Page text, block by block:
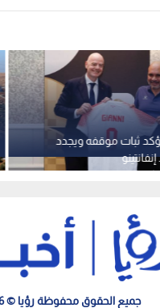
ثبات موقفه ويجدد
جميع الحقوق محفوظة رؤيا © 2026